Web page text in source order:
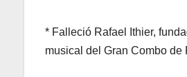
* Falleció Rafael Ithier,
musical del Gran Combo de